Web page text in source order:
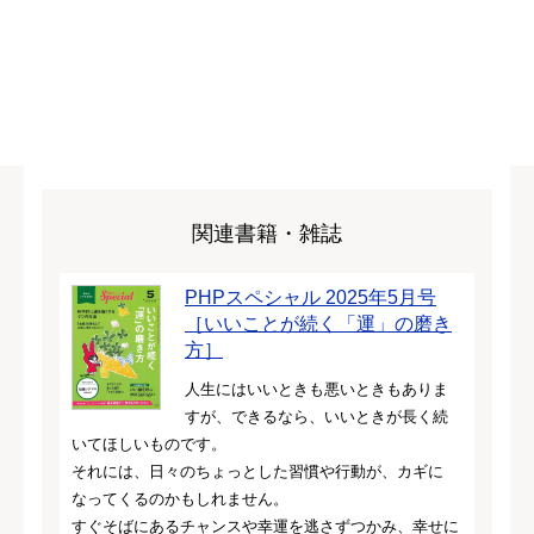
関連書籍・雑誌
PHPスペシャル 2025年5月号
［いいことが続く「運」の磨き
方］
人生にはいいときも悪いときもありま
すが、できるなら、いいときが長く続
いてほしいものです。
それには、日々のちょっとした習慣や行動が、カギに
なってくるのかもしれません。
すぐそばにあるチャンスや幸運を逃さずつかみ、幸せに